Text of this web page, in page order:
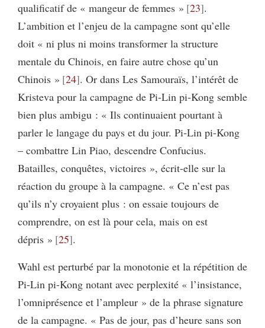
qualificatif de « mangeur de femmes » 23 .
L’ambition et l’enjeu de la campagne sont qu’elle
doit « ni plus ni moins transformer la structure
mentale du Chinois, en faire autre chose qu’un
Chinois » 24 . Or dans Les Samouraïs, l’intérêt de
Kristeva pour la campagne de Pi-Lin pi-Kong semble
bien plus ambigu : « Ils continuaient pourtant à
parler le langage du pays et du jour. Pi-Lin pi-Kong
– combattre Lin Piao, descendre Confucius.
Batailles, conquêtes, victoires », écrit-elle sur la
réaction du groupe à la campagne. « Ce n’est pas
qu’ils n’y croyaient plus : on essaie toujours de
comprendre, on est là pour cela, mais on est
dépris » 25 .
Wahl est perturbé par la monotonie et la répétition de
Pi-Lin pi-Kong notant avec perplexité « l’insistance,
l’omniprésence et l’ampleur » de la phrase signature
de la campagne. « Pas de jour, pas d’heure sans son